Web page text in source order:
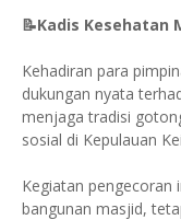
📝Kadis Kesehatan
Kehadiran para
dukungan nyata
menjaga tradisi
sosial di Kepulauan
Kegiatan pengecoran
bangunan masjid,